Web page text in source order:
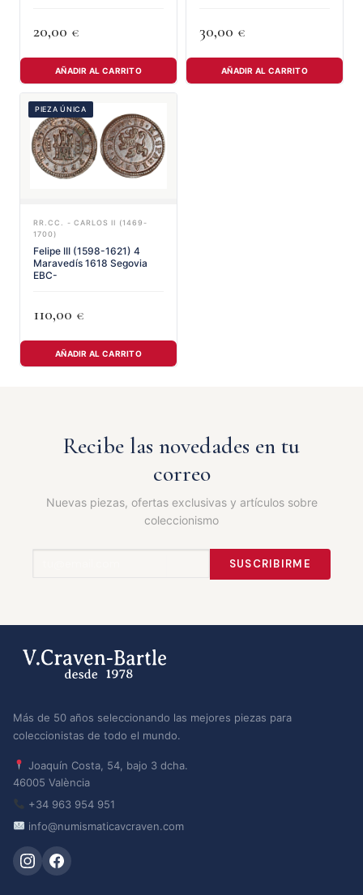
20,00 €
AÑADIR AL CARRITO
30,00 €
AÑADIR AL CARRITO
PIEZA ÚNICA
RR.CC. - CARLOS II (1469-
1700)
Felipe III (1598-1621) 4
Maravedís 1618 Segovia
EBC-
110,00 €
AÑADIR AL CARRITO
Recibe las novedades en tu
correo
Nuevas piezas, ofertas exclusivas y artículos sobre
coleccionismo
SUSCRIBIRME
Más de 50 años seleccionando las mejores piezas para
coleccionistas de todo el mundo.
Joaquín Costa, 54, bajo 3 dcha.
46005 València
+34 963 954 951
info@numismaticavcraven.com